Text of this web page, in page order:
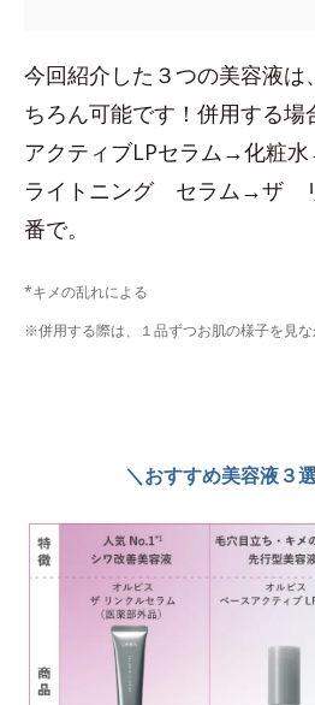
今回紹介した３つの美容液は
ちろん可能です！併用する
アクティブLPセラム→化粧
ライトニング セラム→ザ
番で。
*キメの乱れによる
※併用する際は、１品ずつお肌の様子を見な
＼おすすめ美容液３